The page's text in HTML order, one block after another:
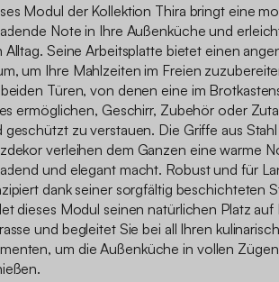
Modul der Kollektion Thira bringt eine
Note in Ihre Außenküche und
Alltag. Seine Arbeitsplatte bietet einen
um Ihre Mahlzeiten im Freien
Türen, von denen eine im
ermöglichen, Geschirr, Zubehör oder
geschützt zu verstauen. Die Griffe aus
verleihen dem Ganzen eine warme
und elegant macht. Robust und für
dank seiner sorgfältig beschichteten
dieses Modul seinen natürlichen Platz auf
und begleitet Sie bei all Ihren
um die Außenküche in vollen